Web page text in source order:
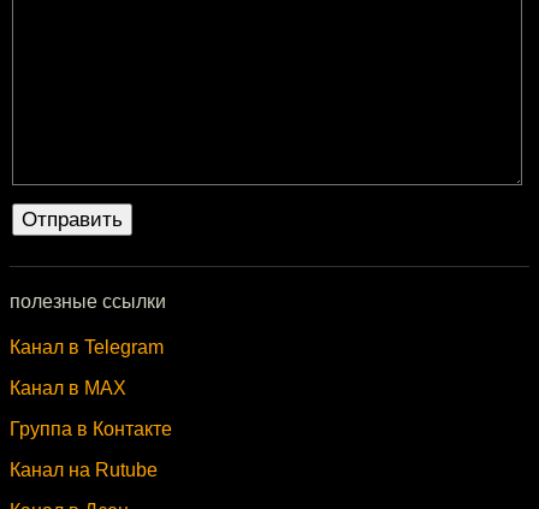
полезные ссылки
Канал в Telegram
Канал в MAX
Группа в Контакте
Канал на Rutube